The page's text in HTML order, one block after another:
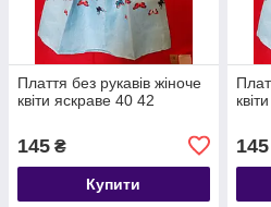
Плаття без рукавів жіноче
квіти яскраве 40 42
145 ₴
Купити
145